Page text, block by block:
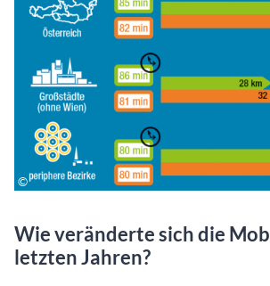
Wie veränderte sich die
letzten Jahren?